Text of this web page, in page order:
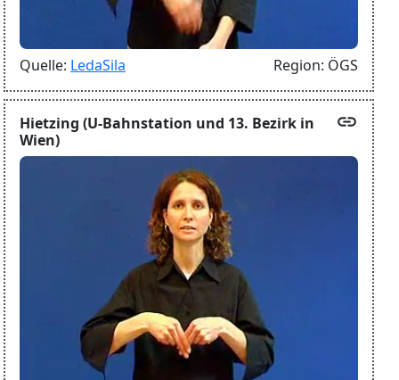
Quelle: LedaSila Region: ÖGS
Hietzing (U-Bahnstation und 13. Bezirk in
Wien)
link